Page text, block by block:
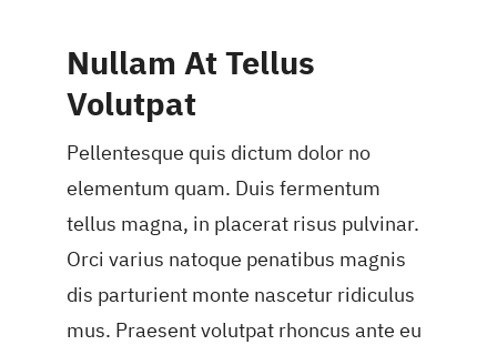
Nullam At Tellus
Volutpat
Pellentesque quis dictum dolor no
elementum quam. Duis fermentum
tellus magna, in placerat risus pulvinar.
Orci varius natoque penatibus magnis
dis parturient monte nascetur ridiculus
mus. Praesent volutpat rhoncus ante eu